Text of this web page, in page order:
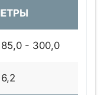
85,0 - 300,0
6,2